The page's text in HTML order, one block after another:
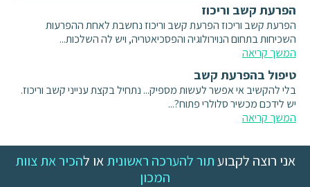
הפרעת קשב וריכוז
הפרעת קשב וריכוז הפרעת קשב וריכוז נחשבת לאחת ההפרעות
השכיחות בתחום הנוירולוגיה והפסכיאטריה, ויש לה השלכות...
המשך קריאה
טיפול בהפרעת קשב
בלי להקשיב אי אפשר לעשות מספיק... נתחיל בקצת ענייני קשב וריכוז.
יש לידכם מכשיר סלולרי פתוח?...
המשך קריאה
אני רוצה לקבועתור להערכה ראשוניתאו להכיר את צוות
המכון